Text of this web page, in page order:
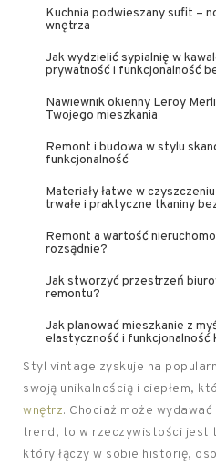
Kuchnia podwieszany sufit –
wnętrza
Jak wydzielić sypialnię w
prywatność i funkcjonalność
Nawiewnik okienny Leroy
Twojego mieszkania
Remont i budowa w stylu
funkcjonalność
Materiały łatwe w
trwałe i praktyczne tkaniny
Remont a wartość
rozsądnie?
Jak stworzyć przestrzeń
remontu?
Jak planować mieszkanie z
elastyczność i funkcjonalność
Styl vintage zyskuje na
swoją unikalnością i ciepłem,
wnętrz. Chociaż może
trend, to w rzeczywistości jest
który łączy w sobie historię,